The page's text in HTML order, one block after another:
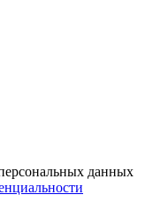
данных